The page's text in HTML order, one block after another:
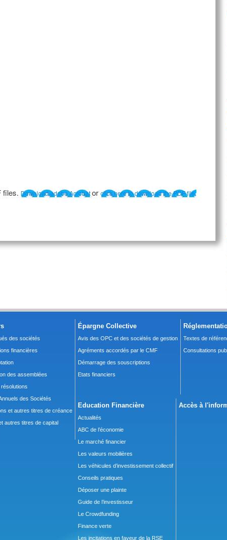
files. Download adobe Acrobator click here to download the PDF file.
des sociétés
financières
des assemblées
des Sociétés
et autres titres de créance
autres titres de capital
Épargne Collective
Avis des OPC et des sociétés de gestion
Agréments accordés par le CMF
Démarrage des souscriptions
Etats financiers
Textes de
Consultations
Education Financière
Actualités
ABC de l’économie
Le marché financier
Les valeurs mobilières
Les véhicules d’investissement collectif
Conseils pratiques
Déposer une plainte
Guide de l’investisseur
Le Crowdfunding
Finance verte
Les incitations en faveur de la RSE
Accès à